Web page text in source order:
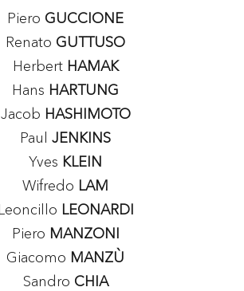
Piero GUCCIONE
Renato GUTTUSO
Herbert HAMAK
Hans HARTUNG
Jacob HASHIMOTO
Paul JENKINS
Yves KLEIN
Wifredo LAM
Leoncillo LEONARDI
Piero MANZONI
Giacomo MANZÙ
Sandro CHIA